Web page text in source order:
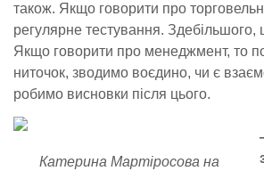
також. Якщо говорити про
регулярне тестування. Здебільшого,
Якщо говорити про менеджмент, то
ниточок, зводимо воєдино, чи є
робимо висновки після цього.
Катерина Мартіросова на